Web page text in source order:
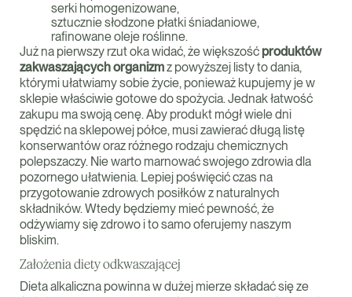
serki homogenizowane,
sztucznie słodzone płatki śniadaniowe,
rafinowane oleje roślinne.
Już na pierwszy rzut oka widać, że większość produktów
zakwaszających organizmz powyższej listy to dania,
którymi ułatwiamy sobie życie, ponieważ kupujemy je w
sklepie właściwie gotowe do spożycia. Jednak łatwość
zakupu ma swoją cenę. Aby produkt mógł wiele dni
spędzić na sklepowej półce, musi zawierać długą listę
konserwantów oraz różnego rodzaju chemicznych
polepszaczy. Nie warto marnować swojego zdrowia dla
pozornego ułatwienia. Lepiej poświęcić czas na
przygotowanie zdrowych posiłków z naturalnych
składników. Wtedy będziemy mieć pewność, że
odżywiamy się zdrowo i to samo oferujemy naszym
bliskim.
Założenia diety odkwaszającej
Dieta alkaliczna powinna w dużej mierze składać się ze